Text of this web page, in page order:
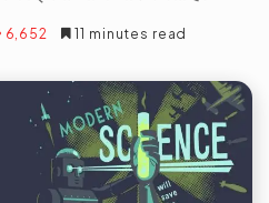
6,652 11 minutes read